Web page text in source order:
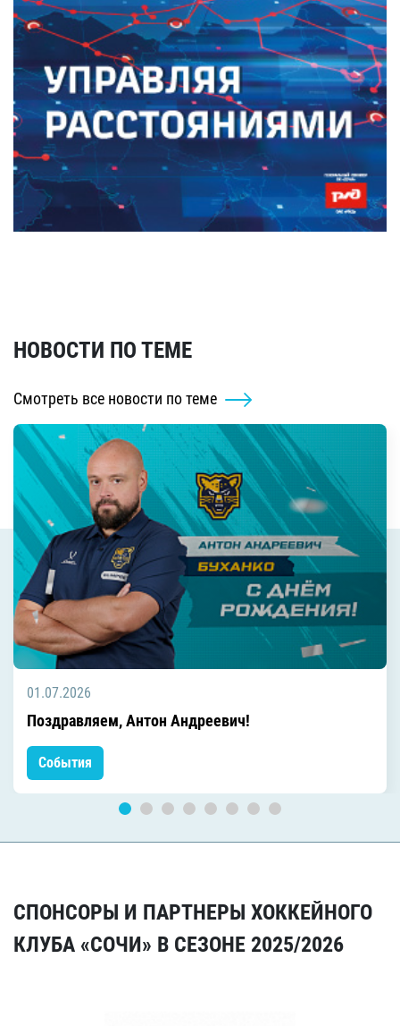
НОВОСТИ ПО ТЕМЕ
Смотреть все новости по теме
01.07.2026
Поздравляем, Антон Андреевич!
События
СПОНСОРЫ И ПАРТНЕРЫ ХОККЕЙНОГО
КЛУБА «СОЧИ» В СЕЗОНЕ 2025/2026